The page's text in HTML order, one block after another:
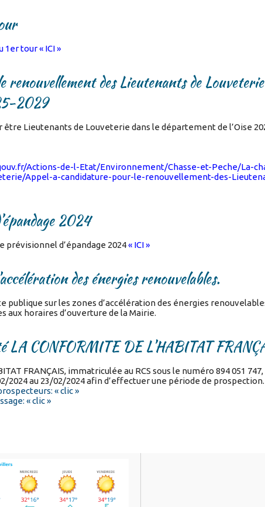
tour « ICI »
des Lieutenants de
2029
Lieutenants de Louveterie dans le département de l’Oise
Actions-de-l-Etat/Environnement/Chasse-et-Peche/La-
Appel-a-candidature-pour-le-renouvellement-des-
2024
d’épandage 2024« ICI »
des énergies renouvelables.
publique sur les zones d’accélération des énergies
aux horaires d’ouverture de la Mairie.
LA CONFORMITE DE L’HABITAT
FRANÇAIS, immatriculée au RCS sous le numéro 894 051
2024 au 23/02/2024 afin d’effectuer une période de prospection.
« clic »
« clic »